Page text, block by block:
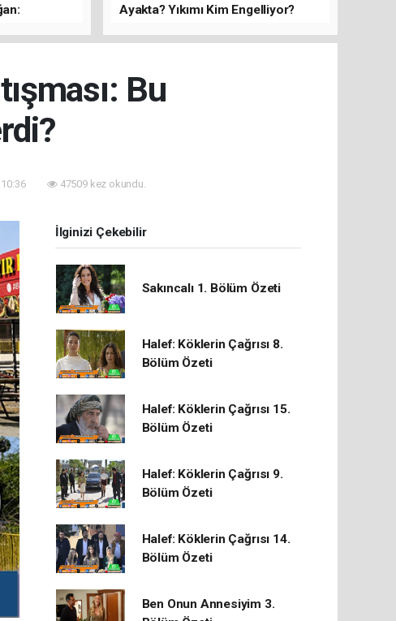
Ayakta? Yıkımı Kim Engelliyor?
Bu
47509 kez okundu.
İlginizi Çekebilir
Sakıncalı 1. Bölüm Özeti
Halef: Köklerin Çağrısı 8.
Bölüm Özeti
Halef: Köklerin Çağrısı 15.
Bölüm Özeti
Halef: Köklerin Çağrısı 9.
Bölüm Özeti
Halef: Köklerin Çağrısı 14.
Bölüm Özeti
Ben Onun Annesiyim 3.